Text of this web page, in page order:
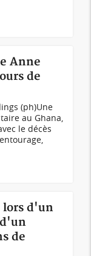
Anne
de
(ph)Une
au Ghana,
le décès
lors d'un
de